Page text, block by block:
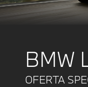
BMW
OFERTA